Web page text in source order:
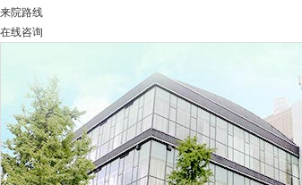
来院路线
在线咨询